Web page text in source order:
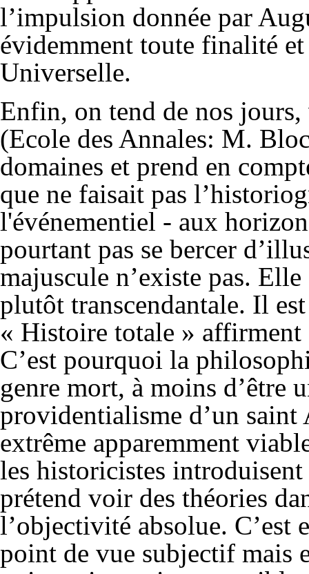
l’impulsion donnée par
évidemment toute finalité
Universelle.
Enfin, on tend de nos
(Ecole des Annales: M.
domaines et prend en
que ne faisait pas
l'événementiel - aux
pourtant pas se bercer
majuscule n’existe pas.
plutôt transcendantale. Il
« Histoire totale » affirment
C’est pourquoi la
genre mort, à moins d’être
providentialisme d’un saint
extrême apparemment
les historicistes
prétend voir des théories
l’objectivité absolue. C’est
point de vue subjectif mais